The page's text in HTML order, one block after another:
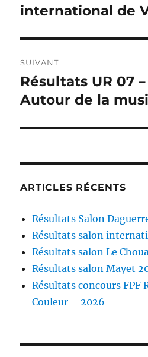
l’article
précédente :
international de
SUIVANT
Publication
suivante :
Résultats UR 07
Autour de la
ARTICLES RÉCENTS
Résultats Salon
Résultats salon
Résultats salon Le
Résultats salon Mayet
Résultats concours FPF
Couleur – 2026